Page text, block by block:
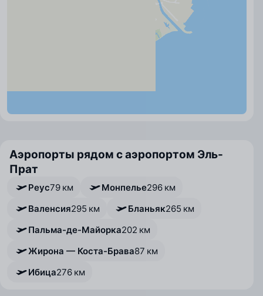
Аэропорты рядом с аэропортом Эль-
Прат
Реус79 км Монпелье296 км
Валенсия295 км Бланьяк265 км
Пальма-де-Майорка202 км
Жирона — Коста-Брава87 км
Ибица276 км